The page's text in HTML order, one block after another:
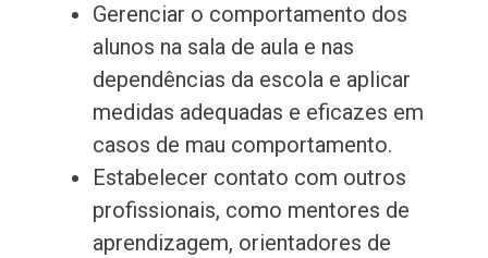
Gerenciar o comportamento dos
alunos na sala de aula e nas
dependências da escola e aplicar
medidas adequadas e eficazes em
casos de mau comportamento.
Estabelecer contato com outros
profissionais, como mentores de
aprendizagem, orientadores de